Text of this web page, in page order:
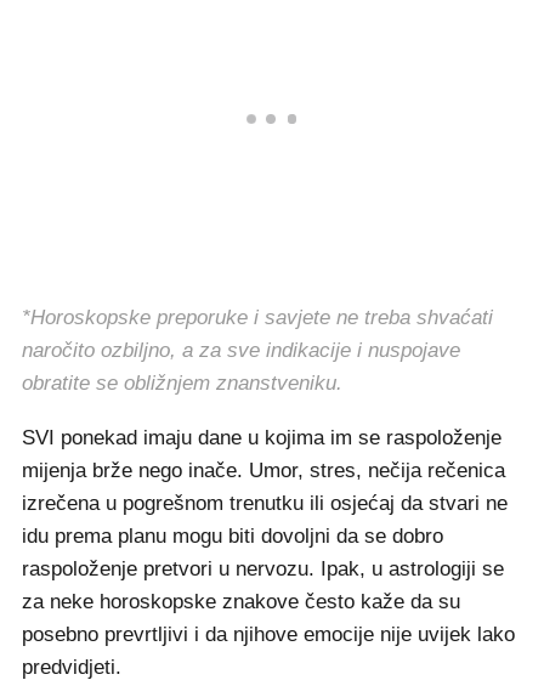
*Horoskopske preporuke i savjete ne treba shvaćati
naročito ozbiljno, a za sve indikacije i nuspojave
obratite se obližnjem znanstveniku.
SVI ponekad imaju dane u kojima im se raspoloženje
mijenja brže nego inače. Umor, stres, nečija rečenica
izrečena u pogrešnom trenutku ili osjećaj da stvari ne
idu prema planu mogu biti dovoljni da se dobro
raspoloženje pretvori u nervozu. Ipak, u astrologiji se
za neke horoskopske znakove često kaže da su
posebno prevrtljivi i da njihove emocije nije uvijek lako
predvidjeti.